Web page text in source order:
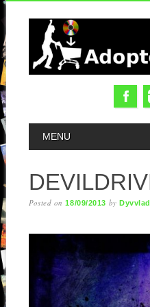
MAIN MENU
MENU
Posted on18/09/2013 byDyvvlad